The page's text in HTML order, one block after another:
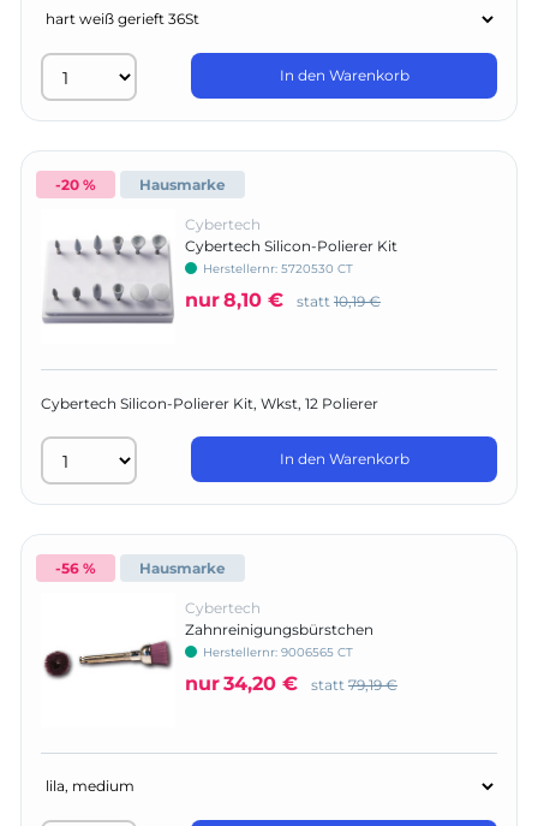
In den Warenkorb
-20 % Hausmarke
Cybertech
Cybertech Silicon-Polierer Kit
Herstellernr: 5720530 CT
nur8,10 € statt 10,19 €
Cybertech Silicon-Polierer Kit, Wkst, 12 Polierer
In den Warenkorb
-56 % Hausmarke
Cybertech
Zahnreinigungsbürstchen
Herstellernr: 9006565 CT
nur34,20 € statt 79,19 €